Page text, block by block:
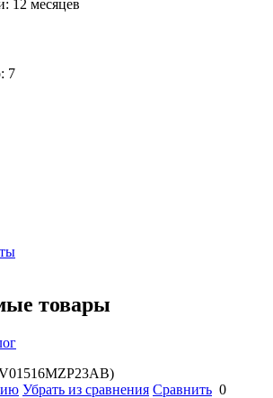
12 месяцев
7
товары
Убрать из сравнения Сравнить 0